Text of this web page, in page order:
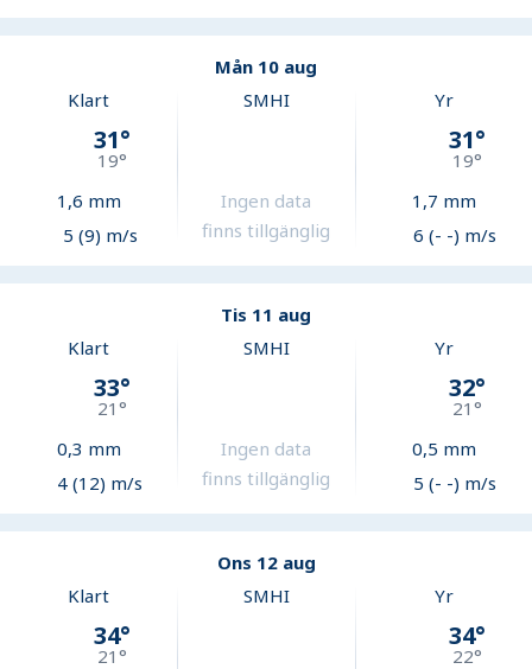
Mån 10 aug
Klart
31°
19°
1,6 mm
5 (9) m/s
SMHI
Ingen data
finns tillgänglig
Yr
31°
19°
1,7 mm
6 (- -) m/s
Tis 11 aug
Klart
33°
21°
0,3 mm
4 (12) m/s
SMHI
Ingen data
finns tillgänglig
Yr
32°
21°
0,5 mm
5 (- -) m/s
Ons 12 aug
Klart
34°
21°
SMHI Yr
34°
22°